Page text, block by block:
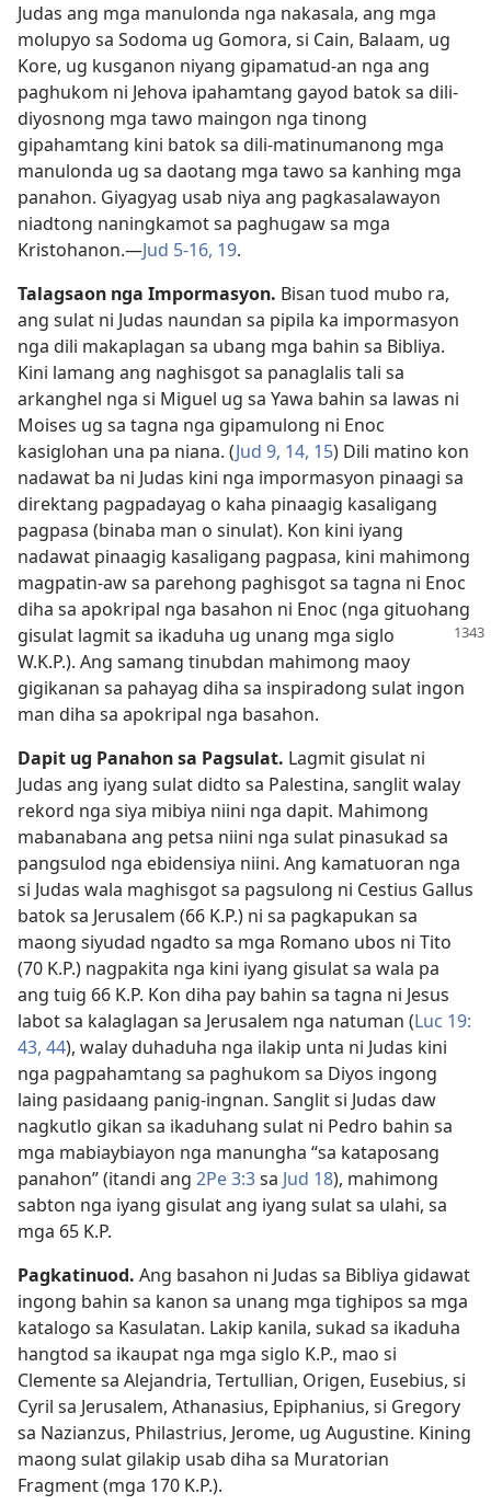
Judas ang mga manulonda nga nakasala, ang mga
molupyo sa Sodoma ug Gomora, si Cain, Balaam, ug
Kore, ug kusganon niyang gipamatud-an nga ang
paghukom ni Jehova ipahamtang gayod batok sa dili-
diyosnong mga tawo maingon nga tinong
gipahamtang kini batok sa dili-matinumanong mga
manulonda ug sa daotang mga tawo sa kanhing mga
panahon. Giyagyag usab niya ang pagkasalawayon
niadtong naningkamot sa paghugaw sa mga
Kristohanon.​—Jud 5-16, 19.
Talagsaon nga Impormasyon. Bisan tuod mubo ra,
ang sulat ni Judas naundan sa pipila ka impormasyon
nga dili makaplagan sa ubang mga bahin sa Bibliya.
Kini lamang ang naghisgot sa panaglalis tali sa
arkanghel nga si Miguel ug sa Yawa bahin sa lawas ni
Moises ug sa tagna nga gipamulong ni Enoc
kasiglohan una pa niana. (Jud 9, 14, 15) Dili matino kon
nadawat ba ni Judas kini nga impormasyon pinaagi sa
direktang pagpadayag o kaha pinaagig kasaligang
pagpasa (binaba man o sinulat). Kon kini iyang
nadawat pinaagig kasaligang pagpasa, kini mahimong
magpatin-aw sa parehong paghisgot sa tagna ni Enoc
diha sa apokripal nga basahon ni Enoc (nga gituohang
gisulat lagmit sa ikaduha ug unang mga siglo
W.K.P.). Ang samang tinubdan mahimong maoy
gigikanan sa pahayag diha sa inspiradong sulat ingon
man diha sa apokripal nga basahon.
Dapit ug Panahon sa Pagsulat. Lagmit gisulat ni
Judas ang iyang sulat didto sa Palestina, sanglit walay
rekord nga siya mibiya niini nga dapit. Mahimong
mabanabana ang petsa niini nga sulat pinasukad sa
pangsulod nga ebidensiya niini. Ang kamatuoran nga
si Judas wala maghisgot sa pagsulong ni Cestius Gallus
batok sa Jerusalem (66 K.P.) ni sa pagkapukan sa
maong siyudad ngadto sa mga Romano ubos ni Tito
(70 K.P.) nagpakita nga kini iyang gisulat sa wala pa
ang tuig 66 K.P. Kon diha pay bahin sa tagna ni Jesus
labot sa kalaglagan sa Jerusalem nga natuman (Luc 19:​
43, 44), walay duhaduha nga ilakip unta ni Judas kini
nga pagpahamtang sa paghukom sa Diyos ingong
laing pasidaang panig-ingnan. Sanglit si Judas daw
nagkutlo gikan sa ikaduhang sulat ni Pedro bahin sa
mga mabiaybiayon nga manungha “sa kataposang
panahon” (itandi ang 2Pe 3:3sa Jud 18), mahimong
sabton nga iyang gisulat ang iyang sulat sa ulahi, sa
mga 65 K.P.
Pagkatinuod. Ang basahon ni Judas sa Bibliya gidawat
ingong bahin sa kanon sa unang mga tighipos sa mga
katalogo sa Kasulatan. Lakip kanila, sukad sa ikaduha
hangtod sa ikaupat nga mga siglo K.P., mao si
Clemente sa Alejandria, Tertullian, Origen, Eusebius, si
Cyril sa Jerusalem, Athanasius, Epiphanius, si Gregory
sa Nazianzus, Philastrius, Jerome, ug Augustine. Kining
maong sulat gilakip usab diha sa Muratorian
Fragment (mga 170 K.P.).